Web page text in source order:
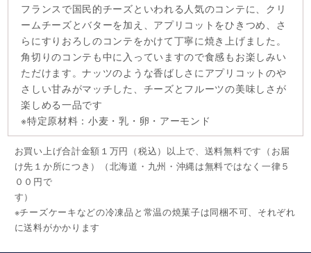
フランスで国民的チーズといわれる人気のコンテに、クリ
ームチーズとバターを加え、アプリコットをひきつめ、さ
らにすりおろしのコンテをかけて丁寧に焼き上げました。
角切りのコンテも中に入っていますので食感もお楽しみい
ただけます。ナッツのような香ばしさにアプリコットのや
さしい甘みがマッチした、チーズとフルーツの美味しさが
楽しめる一品です
※特定原材料：小麦・乳・卵・アーモンド
お買い上げ合計金額１万円（税込）以上で、送料無料です（お届
け先１か所につき）（北海道・九州・沖縄は無料ではなく一律５
００円で
す
※チーズケーキなどの冷凍品と常温の焼菓子は同梱不可、それぞれ
に送料がかかります